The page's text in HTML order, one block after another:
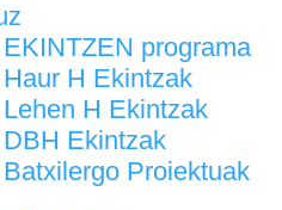
EKINTZEN programa
Haur H Ekintzak
Lehen H Ekintzak
DBH Ekintzak
Batxilergo Proiektuak